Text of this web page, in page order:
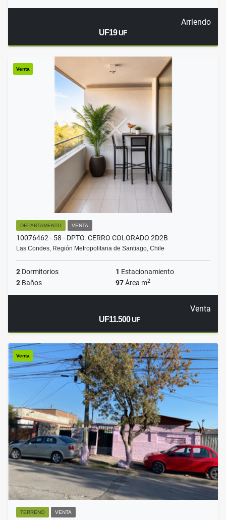
Arriendo
UF19UF
Venta
DEPARTAMENTO VENTA
10076462 - 58 - DPTO. CERRO COLORADO 2D2B
Las Condes, Región Metropolitana de Santiago, Chile
2 Dormitorios 1 Estacionamiento
2 Baños 97Área m2
Venta
UF11.500UF
Venta
TERRENO VENTA